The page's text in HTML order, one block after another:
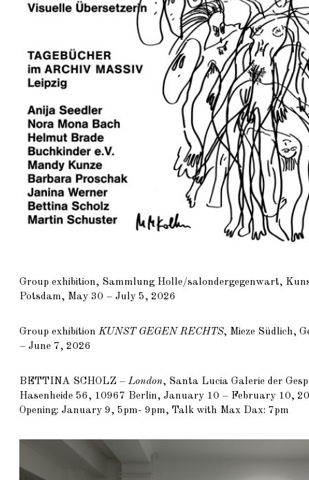
Group exhibition, Sammlung Holle/salondergegenwart,
Potsdam, May 30 – July 5, 2026
Group exhibition KUNST GEGEN RECHTS, Mieze Südlich,
– June 7, 2026
BETTINA SCHOLZ – London, Santa Lucia Galerie der
Hasenheide 56, 10967 Berlin, January 10 – February 10,
Opening: January 9, 5pm- 9pm, Talk with Max Dax: 7pm